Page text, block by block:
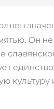
Он не
культуру